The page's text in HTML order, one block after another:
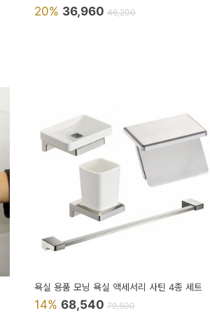
20% 36,960 46,200
욕실 용품 모닝 욕실 액세서리 사틴 4종 세트
14% 68,540 79,500